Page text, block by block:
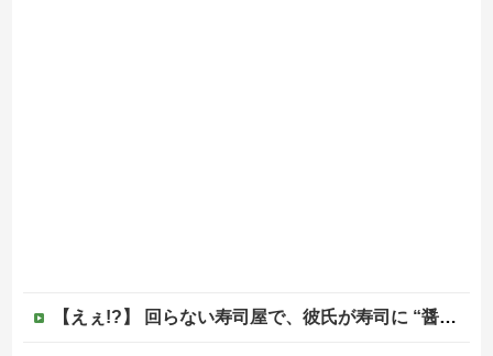
【えぇ!?】 回らない寿司屋で、彼氏が寿司に “醤油” つけてた→私「は？30にもなって、醤油つけるとか恥ずかしい！ドン引き！低レベル!! 回転寿司しか行ったことない人はこれだから…」